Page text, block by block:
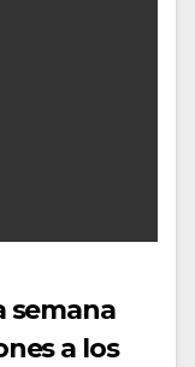
semana
a los